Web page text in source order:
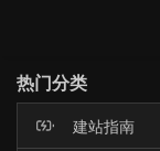
热门分类
建站指南